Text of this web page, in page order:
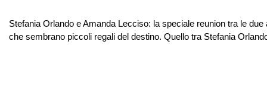
Stefania Orlando e Amanda Lecciso: la speciale reunion tra le
che sembrano piccoli regali del destino. Quello tra Stefania